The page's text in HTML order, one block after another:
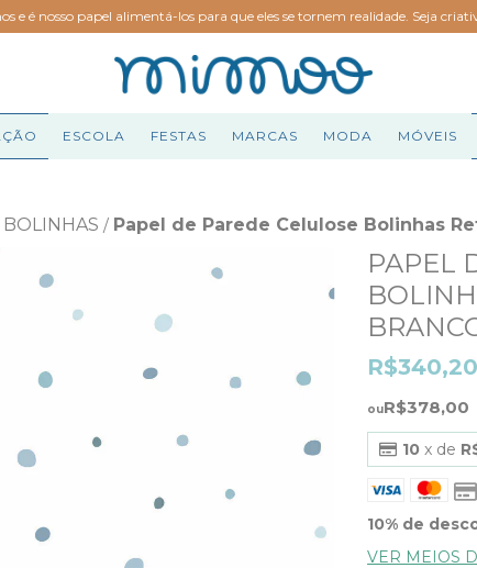
e é nosso papel alimentá-los para que eles se tornem realidade. Seja
ESCOLA FESTAS MARCAS MODA MÓVEIS
BOLINHAS / Papel de Parede Celulose Bolinhas
PAPEL
R$378,00
R$340,20
10 x de
10% de
VER MEIOS